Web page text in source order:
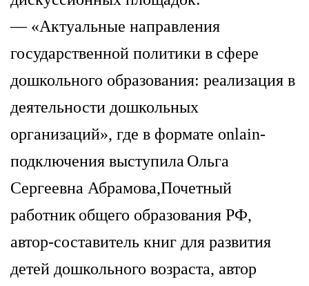
— «Актуальные направления
государственной политики в сфере
дошкольного образования: реализация в
деятельности дошкольных
организаций», где в формате onlain-
подключения выступила Ольга
Сергеевна Абрамова,Почетный
работник общего образования РФ,
автор-составитель книг для развития
детей дошкольного возраста, автор